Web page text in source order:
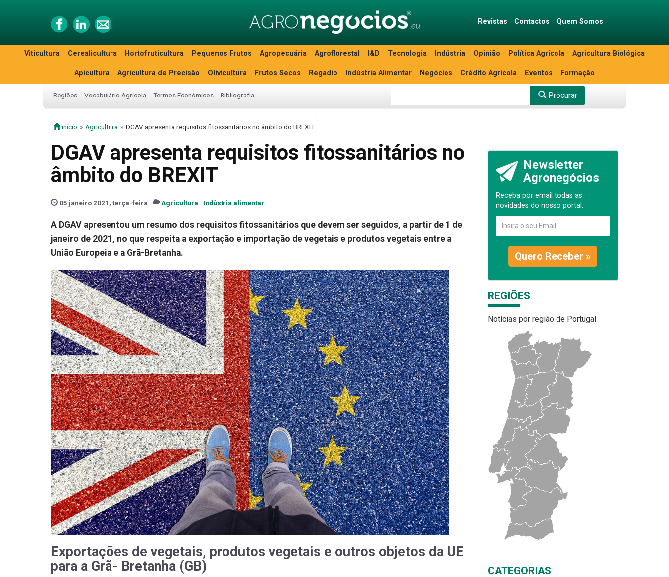
Revistas Contactos Quem Somos
Viticultura Cerealicultura Hortofruticultura Pequenos Frutos Agropecuária Agroflorestal I&D Tecnologia Indústria Opinião Política Agrícola Agricultura Biológica
Apicultura Agricultura de Precisão Olivicultura Frutos Secos Regadio Indústria Alimentar Negócios Crédito Agrícola Eventos Formação
Regiões Vocabulário Agrícola Termos Económicos Bibliografia Procurar
início Agricultura DGAV apresenta requisitos fitossanitários no âmbito do BREXIT
DGAV apresenta requisitos fitossanitários no
âmbito do BREXIT
05 janeiro 2021, terça-feira Agricultura Indústria alimentar
A DGAV apresentou um resumo dos requisitos fitossanitários que devem ser seguidos, a partir de 1 de
janeiro de 2021, no que respeita a exportação e importação de vegetais e produtos vegetais entre a
União Europeia e a Grã-Bretanha.
Exportações de vegetais, produtos vegetais e outros objetos da UE
para a Grã- Bretanha (GB)
Newsletter
Agronegócios
Receba por email todas as
novidades do nosso portal.
Quero Receber »
REGIÕES
Notícias por região de Portugal
CATEGORIAS